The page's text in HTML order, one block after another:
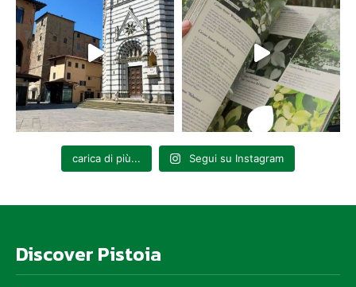
carica di più... Segui su Instagram
Discover Pistoia